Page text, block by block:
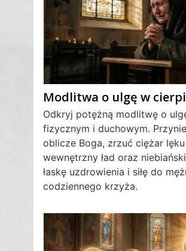
Modlitwa o ulgę w
Odkryj potężną modlitwę o
fizycznym i duchowym.
oblicze Boga, zrzuć ciężar
wewnętrzny ład oraz
łaskę uzdrowienia i siłę do
codziennego krzyża.